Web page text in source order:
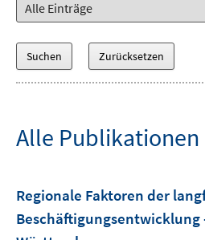
Alle Publikationen
Regionale Faktoren der
Beschäftigungsentwicklung